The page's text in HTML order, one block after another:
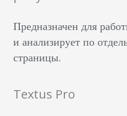
Предназначен для
и анализирует по
страницы.
Textus Pro